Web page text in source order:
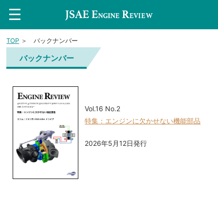
t
o
l
e
v
g
a
o
n
TOP ＞ バックナンバー
バックナンバー
Vol.16 No.2
特集：エンジンに欠かせない機能部品
2026年5月12日発行